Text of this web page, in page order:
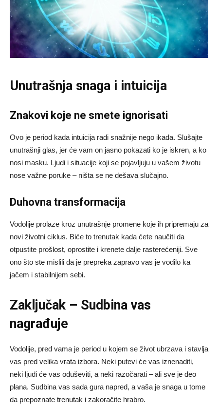
Unutrašnja snaga i intuicija
Znakovi koje ne smete ignorisati
Ovo je period kada intuicija radi snažnije nego ikada. Slušajte
unutrašnji glas, jer će vam on jasno pokazati ko je iskren, a ko
nosi masku. Ljudi i situacije koji se pojavljuju u vašem životu
nose važne poruke – ništa se ne dešava slučajno.
Duhovna transformacija
Vodolije prolaze kroz unutrašnje promene koje ih pripremaju za
novi životni ciklus. Biće to trenutak kada ćete naučiti da
otpustite prošlost, oprostite i krenete dalje rasterećeniji. Sve
ono što ste mislili da je prepreka zapravo vas je vodilo ka
jačem i stabilnijem sebi.
Zaključak – Sudbina vas
nagrađuje
Vodolije, pred vama je period u kojem se život ubrzava i stavlja
vas pred velika vrata izbora. Neki putevi će vas iznenaditi,
neki ljudi će vas oduševiti, a neki razočarati – ali sve je deo
plana. Sudbina vas sada gura napred, a vaša je snaga u tome
da prepoznate trenutak i zakoračite hrabro.